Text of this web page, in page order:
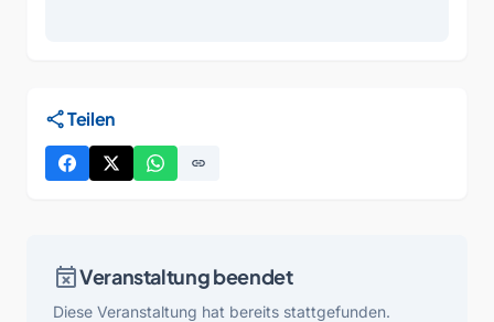
shareTeilen
link
event_busyVeranstaltung beendet
Diese Veranstaltung hat bereits stattgefunden.